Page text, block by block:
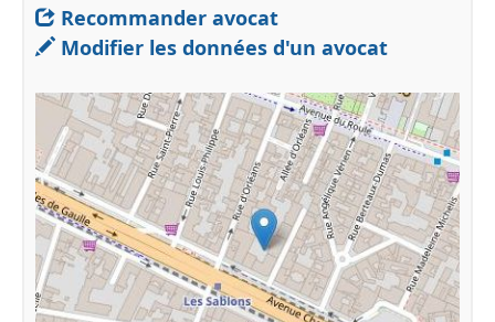
Recommander avocat
Modifier les données d'un avocat